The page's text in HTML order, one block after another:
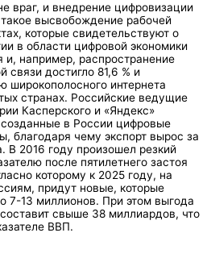
враг, и внедрение цифровизации
высвобождение рабочей
которые свидетельствуют о
в области цифровой экономики
и, например, распространение
связи достигло 81,6 % и
широкополосного интернета
странах. Российские ведущие
Касперского и «Яндекс»
в России цифровые
благодаря чему экспорт вырос за
В 2016 году произошел резкий
после пятилетнего застоя
которому к 2025 году, на
придут новые, которые
7-13 миллионов. При этом выгода
свыше 38 миллиардов, что
ВВП.